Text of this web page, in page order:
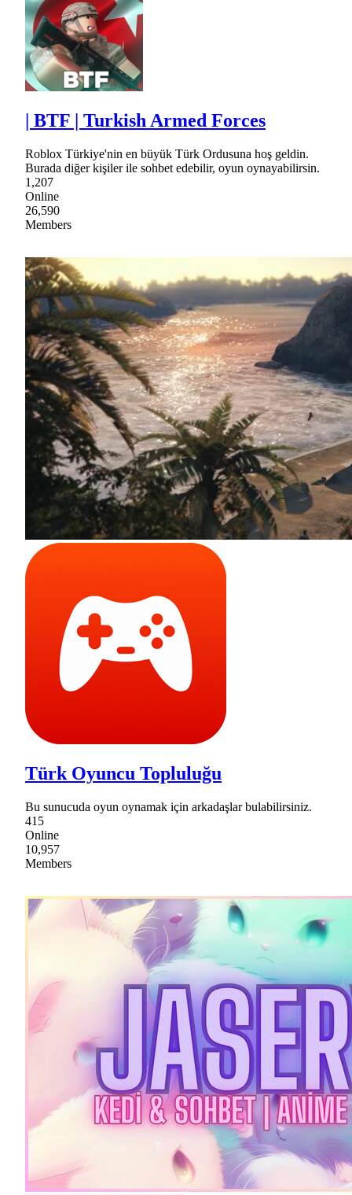
| BTF | Turkish Armed Forces
Roblox Türkiye'nin en büyük Türk Ordusuna hoş geldin.
Burada diğer kişiler ile sohbet edebilir, oyun oynayabilirsin.
1,207
Online
26,590
Members
Türk Oyuncu Topluluğu
Bu sunucuda oyun oynamak için arkadaşlar bulabilirsiniz.
415
Online
10,957
Members